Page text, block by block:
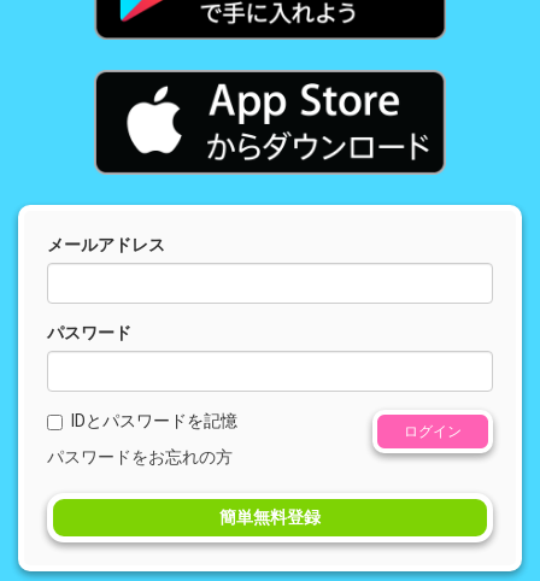
メールアドレス
パスワード
IDとパスワードを記憶
パスワードをお忘れの方
ログイン
簡単無料登録